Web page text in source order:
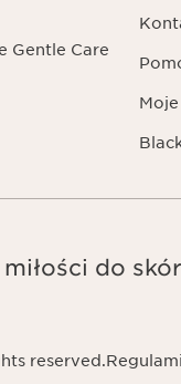
Gentle Care
miłości do
reserved.